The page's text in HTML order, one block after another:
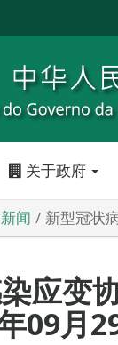
关于政府
新闻 新型冠状
应变
09月